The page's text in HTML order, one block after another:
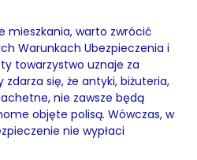
mieszkania, warto zwrócić
Warunkach Ubezpieczenia i
towarzystwo uznaje za
się, że antyki, biżuteria,
nie zawsze będą
objęte polisą. Wówczas, w
nie wypłaci